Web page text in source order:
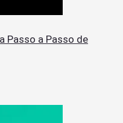
Passo a Passo de